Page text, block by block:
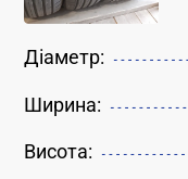
Діаметр:
Ширина:
Висота: